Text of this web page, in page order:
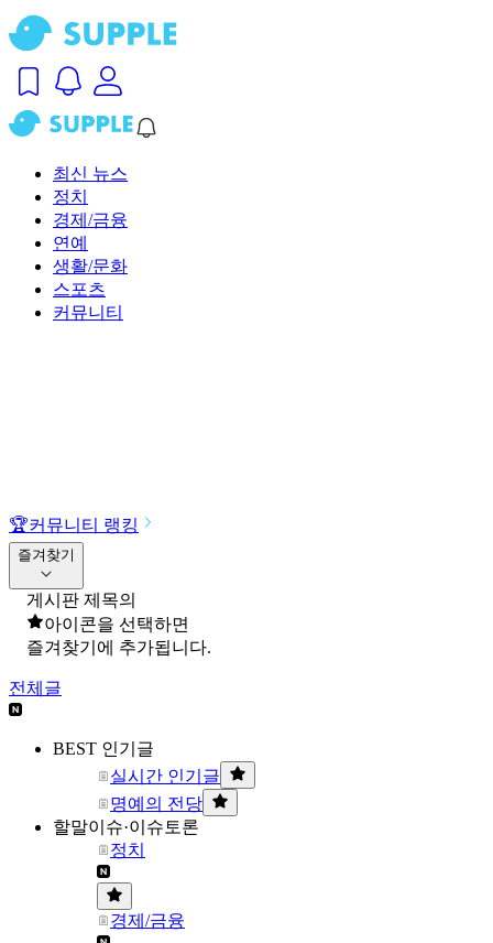
최신 뉴스
정치
경제/금융
연예
생활/문화
스포츠
커뮤니티
🏆커뮤니티 랭킹
즐겨찾기
게시판 제목의
아이콘을 선택하면
즐겨찾기에 추가됩니다.
전체글
BEST 인기글
실시간 인기글
명예의 전당
할말이슈·이슈토론
정치
경제/금융